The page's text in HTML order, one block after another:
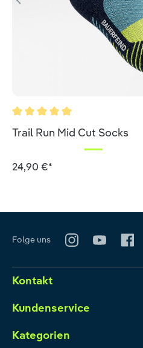
Durchschnittliche Bewertung
Trail Run Mid Cut Socks
24,90 €*
Folge uns
Kontakt
Kundenservice
Kategorien